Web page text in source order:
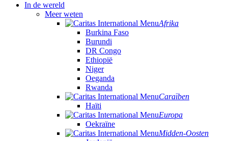
In de wereld
Meer weten
Afrika
Burkina Faso
Burundi
DR Congo
Ethiopië
Niger
Oeganda
Rwanda
Caraïben
Haïti
Europa
Oekraïne
Midden-Oosten